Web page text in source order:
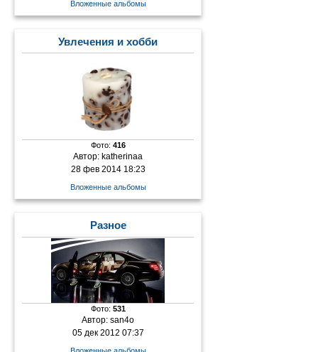
Вложенные альбомы
Увлечения и хобби
Фото: 416
Автор: katherinaa
28 фев 2014 18:23
Вложенные альбомы
Разное
Фото: 531
Автор:san4o
05 дек 2012 07:37